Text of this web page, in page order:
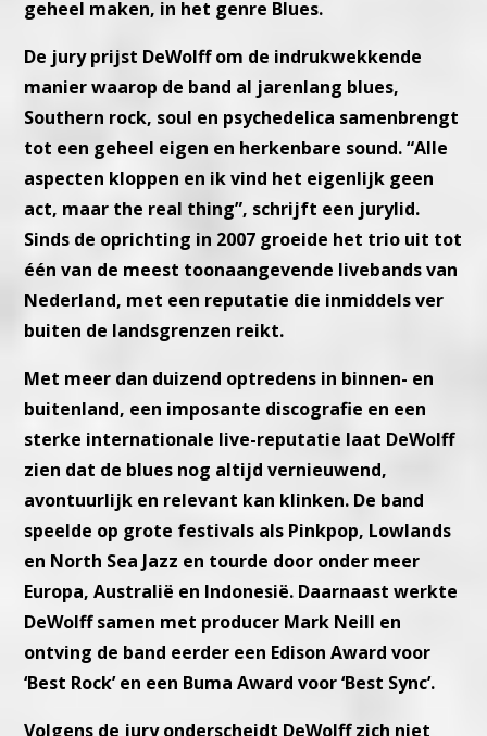
geheel maken, in het genre Blues.
De jury prijst DeWolff om de indrukwekkende
manier waarop de band al jarenlang blues,
Southern rock, soul en psychedelica samenbrengt
tot een geheel eigen en herkenbare sound. “Alle
aspecten kloppen en ik vind het eigenlijk geen
act, maar the real thing”, schrijft een jurylid.
Sinds de oprichting in 2007 groeide het trio uit tot
één van de meest toonaangevende livebands van
Nederland, met een reputatie die inmiddels ver
buiten de landsgrenzen reikt.
Met meer dan duizend optredens in binnen- en
buitenland, een imposante discografie en een
sterke internationale live-reputatie laat DeWolff
zien dat de blues nog altijd vernieuwend,
avontuurlijk en relevant kan klinken. De band
speelde op grote festivals als Pinkpop, Lowlands
en North Sea Jazz en tourde door onder meer
Europa, Australië en Indonesië. Daarnaast werkte
DeWolff samen met producer Mark Neill en
ontving de band eerder een Edison Award voor
‘Best Rock’ en een Buma Award voor ‘Best Sync’.
Volgens de jury onderscheidt DeWolff zich niet